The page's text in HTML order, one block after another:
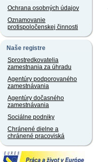
Ochrana osobných údajov
Oznamovanie
protispoločenskej činnosti
Naše registre
Sprostredkovatelia
zamestnania za úhradu
Agentúry podporovaného
zamestnávania
Agentúry dočasného
zamestnávania
Sociálne podniky
Chránené dielne a
chránené pracoviská